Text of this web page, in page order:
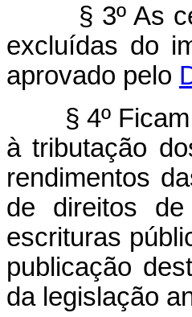
§ 3º As
excluídas do
aprovado pelo
§ 4º Ficam
à tributação
rendimentos
de direitos
escrituras
publicação
da legislação